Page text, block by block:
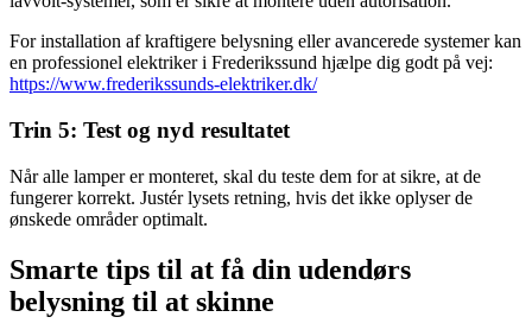
For installation af kraftigere belysning eller avancerede systemer kan
en professionel elektriker i Frederikssund hjælpe dig godt på vej:
https://www.frederikssunds-elektriker.dk/
Trin 5: Test og nyd resultatet
Når alle lamper er monteret, skal du teste dem for at sikre, at de
fungerer korrekt. Justér lysets retning, hvis det ikke oplyser de
ønskede områder optimalt.
Smarte tips til at få din udendørs
belysning til at skinne